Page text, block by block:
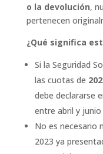
o la devolución,
pertenecen
¿Qué significa
Si la Seguridad
las cuotas de
debe declararse
entre abril y junio
No es necesario
2023 ya